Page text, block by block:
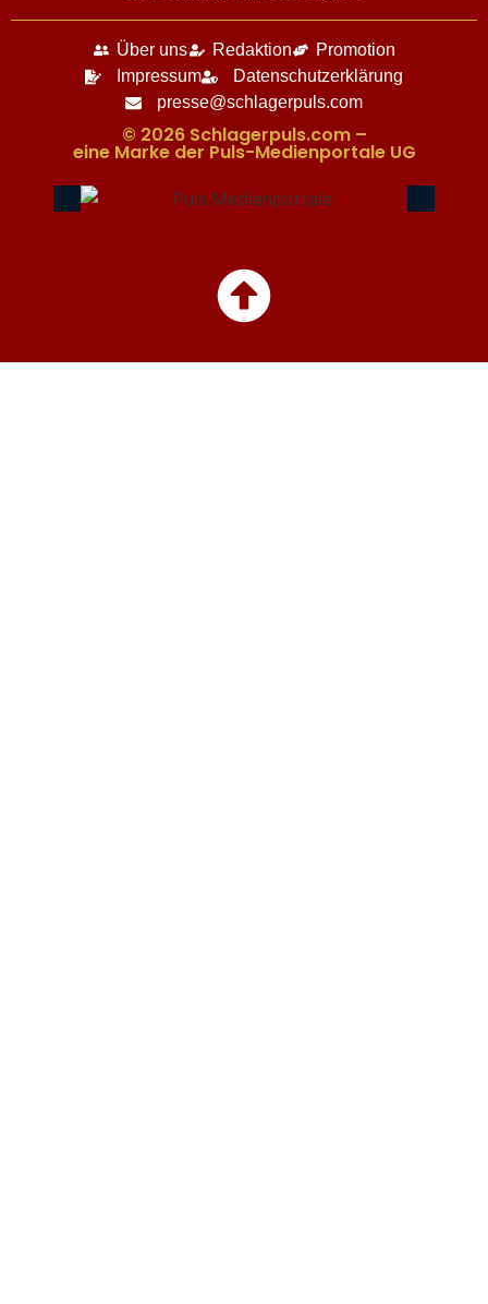
Über uns Redaktion
Promotion
Impressum
Datenschutzerklärung
presse@schlagerpuls.com
© 2026 Schlagerpuls.com –
eine Marke der Puls-Medienportale UG​